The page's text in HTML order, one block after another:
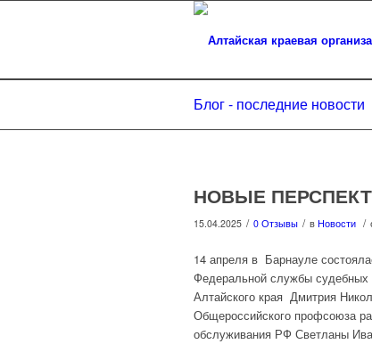
Блог - последние новости
НОВЫЕ
15.04.2025 / 0 Отзывы / в Новости /
14 апреля в Барнауле
Федеральной службы судебных
Алтайского края Дмитрия
Общероссийского профсоюза
обслуживания РФ Светланы